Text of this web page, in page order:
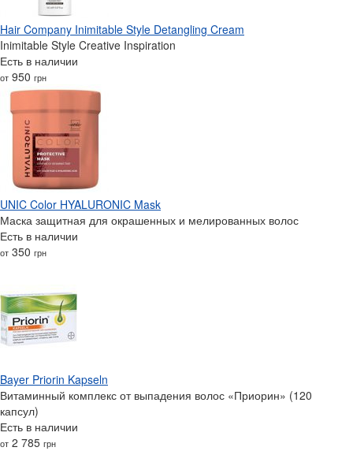
Hair Company Inimitable Style Detangling Cream
Inimitable Style Creative Inspiration
Есть в наличии
от 950 грн
UNIC Color HYALURONIC Mask
Маска защитная для окрашенных и мелированных волос
Есть в наличии
от 350 грн
Bayer Priorin Kapseln
Витаминный комплекс от выпадения волос «Приорин» (120
капсул)
Есть в наличии
от 2 785 грн